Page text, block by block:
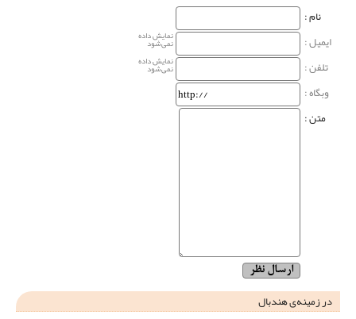
نام‌ :
ایمیل :
نمایش داده
نمی‌شود
تلفن : نمایش داده
نمی‌شود
وبگاه‌ :
متن :
در زمینه‌ی هندبال